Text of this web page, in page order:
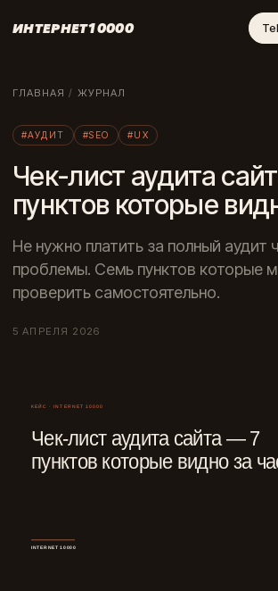
ИНТЕРНЕТ10000
ГЛАВНАЯ / ЖУРНАЛ
#АУДИТ #SEO #UX
Чек-лист аудита
пунктов которые
Не нужно платить за полный аудит
проблемы. Семь пунктов которые
проверить самостоятельно.
5 АПРЕЛЯ 2026